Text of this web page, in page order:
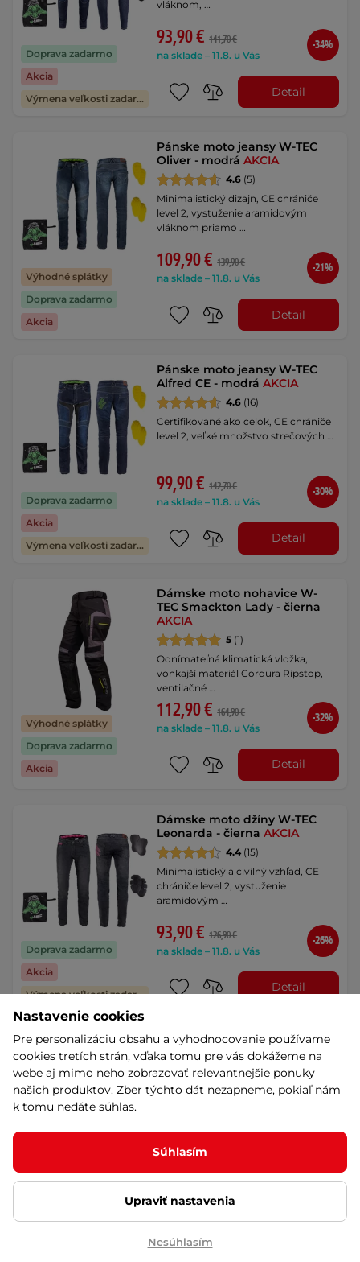
Doprava zadarmo
Akcia
Výmena veľkosti zadarmo
vláknom, …
93,90 € 141,70 €
na sklade – 11.8. u Vás
-34%
Detail
Výhodné splátky
Doprava zadarmo
Akcia
Pánske moto jeansy W-TEC
Oliver - modráAKCIA
4.6 (5)
Minimalistický dizajn, CE chrániče
level 2, vystuženie aramidovým
vláknom priamo …
109,90 € 139,90 €
na sklade – 11.8. u Vás
-21%
Detail
Doprava zadarmo
Akcia
Výmena veľkosti zadarmo
Pánske moto jeansy W-TEC
Alfred CE - modráAKCIA
4.6 (16)
Certifikované ako celok, CE chrániče
level 2, veľké množstvo strečových …
99,90 € 142,70 €
na sklade – 11.8. u Vás
-30%
Detail
Výhodné splátky
Doprava zadarmo
Akcia
Dámske moto nohavice W-
TEC Smackton Lady - čierna
AKCIA
5 (1)
Odnímateľná klimatická vložka,
vonkajší materiál Cordura Ripstop,
ventilačné …
112,90 € 164,90 €
na sklade – 11.8. u Vás
-32%
Detail
Doprava zadarmo
Akcia
Výmena veľkosti zadarmo
Dámske moto džíny W-TEC
Leonarda - čiernaAKCIA
4.4 (15)
Minimalistický a civilný vzhľad, CE
chrániče level 2, vystuženie
aramidovým …
93,90 € 126,90 €
na sklade – 11.8. u Vás
-26%
Detail
Výhodné splátky
Moto nohavice W-TEC Perguso
- čierna
5(9)
Ventilačné vrecká, certifikované
104,90 €
Nastavenie cookies
Pre personalizáciu obsahu a vyhodnocovanie používame
cookies tretích strán, vďaka tomu pre vás dokážeme na
webe aj mimo neho zobrazovať relevantnejšie ponuky
našich produktov. Zber týchto dát nezapneme, pokiaľ nám
k tomu nedáte súhlas.
Súhlasím
Upraviť nastavenia
Nesúhlasím